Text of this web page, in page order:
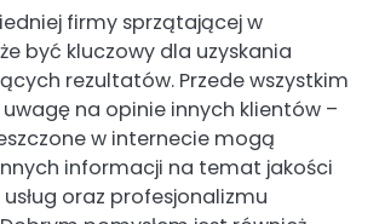
firmy sprzątającej w
być kluczowy dla uzyskania
rezultatów. Przede wszystkim
na opinie innych klientów –
w internecie mogą
informacji na temat jakości
oraz profesjonalizmu